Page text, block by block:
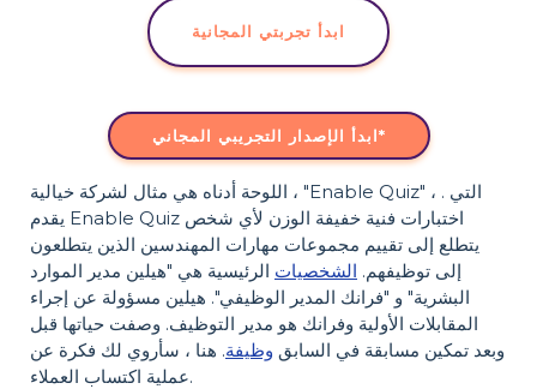
ابدأ تجربتي المجانية
ابدأ الإصدار التجريبي المجاني*
اللوحة أدناه هي مثال لشركة خيالية ، "Enable Quiz" ، التي .
يقدم Enable Quiz اختبارات فنية خفيفة الوزن لأي شخص
يتطلع إلى تقييم مجموعات مهارات المهندسين الذين يتطلعون
إلى توظيفهم. الشخصيات الرئيسية هي "هيلين مدير الموارد
البشرية" و "فرانك المدير الوظيفي". هيلين مسؤولة عن إجراء
المقابلات الأولية وفرانك هو مدير التوظيف. وصفت حياتها قبل
وبعد تمكين مسابقة في السابق وظيفة. هنا ، سأروي لك فكرة عن
عملية اكتساب العملاء.